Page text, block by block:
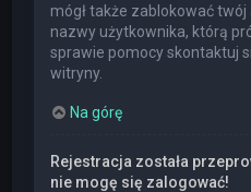
mógł także zablokować twój
nazwy użytkownika, którą
sprawie pomocy skontaktuj
witryny.
Na górę
Rejestracja została
nie mogę się zalogować!